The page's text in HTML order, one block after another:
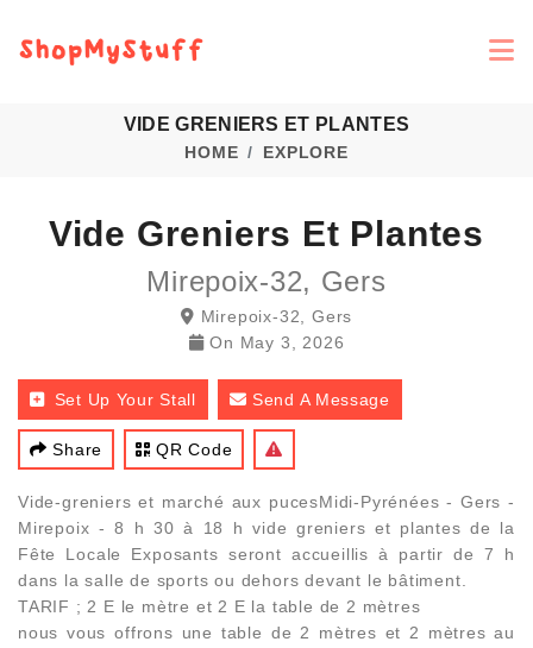
VIDE GRENIERS ET PLANTES
HOME EXPLORE
Vide Greniers Et Plantes
Mirepoix-32, Gers
Mirepoix-32, Gers
On May 3, 2026
Set Up Your Stall Send A Message
Share QR Code
Vide-greniers et marché aux pucesMidi-Pyrénées - Gers -
Mirepoix - 8 h 30 à 18 h vide greniers et plantes de la
Fête Locale Exposants seront accueillis à partir de 7 h
dans la salle de sports ou dehors devant le bâtiment.
TARIF ; 2 E le mètre et 2 E la table de 2 mètres
nous vous offrons une table de 2 mètres et 2 mètres au